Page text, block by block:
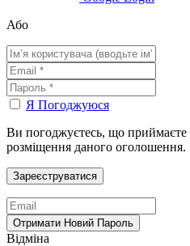
Або
Я Погоджуюся
Ви погоджуєтесь, що
розміщення даного оголошення.
Відміна